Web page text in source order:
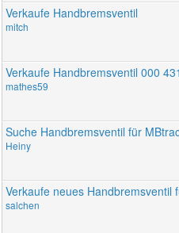
Verkaufe Handbremsventil
mitch
Verkaufe Handbremsventil 000
mathes59
Suche Handbremsventil für
Heiny
Verkaufe neues Handbremsventil
salchen